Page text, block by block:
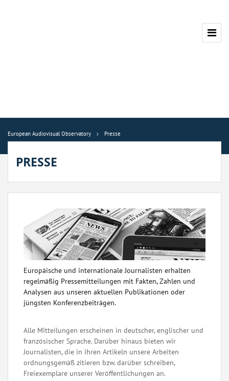
European Audiovisual Observatory Presse
PRESSE
Europäische und internationale Journalisten erhalten
regelmäßig Pressemitteilungen mit Fakten, Zahlen und
Analysen aus unseren aktuellen Publikationen oder
jüngsten Konferenzbeiträgen.
Alle Mitteilungen erscheinen in deutscher, englischer und
französischer Sprache. Darüber hinaus bieten wir
Journalisten, die in ihren Artikeln unsere Arbeiten
ordnungsgemäß zitieren bzw. darüber schreiben,
Freiexemplare unserer Veröffentlichungen an.